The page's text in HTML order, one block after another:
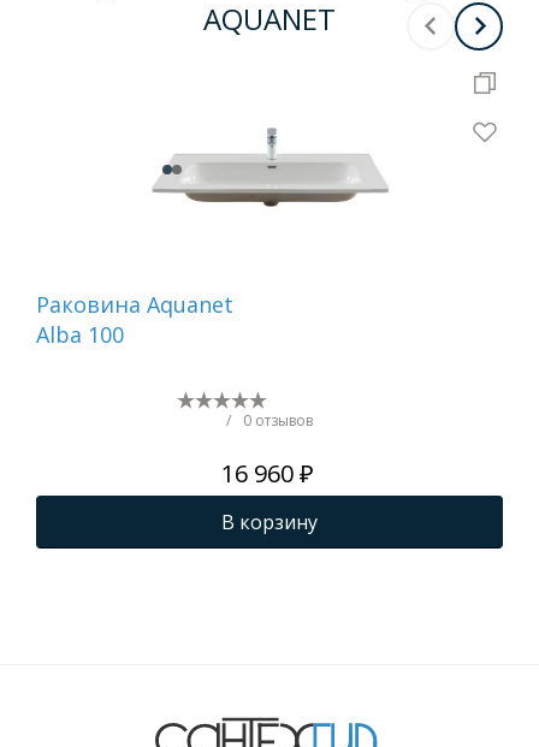
AQUANET
Раковина Aquanet
Alba 100
/ 0 отзывов
16 960 ₽
В корзину